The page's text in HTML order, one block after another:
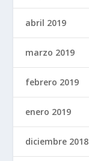
abril 2019
marzo 2019
febrero 2019
enero 2019
diciembre 2018